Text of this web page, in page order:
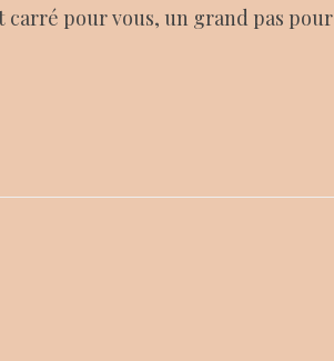
carré pour vous, un grand pas pour